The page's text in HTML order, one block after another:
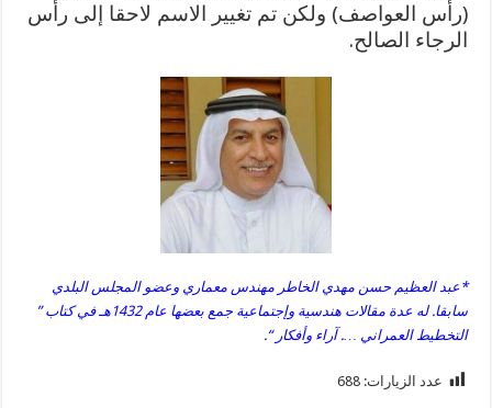
(رأس العواصف) ولكن تم تغيير الاسم لاحقا إلى رأس
الرجاء الصالح.
*عبد العظيم حسن مهدي الخاطر مهندس معماري وعضو المجلس البلدي
سابقا. له عدة مقالات هندسية وإجتماعية جمع بعضها عام 1432هـ في كتاب ”
التخطيط العمراني …. آراء وأفكار “.
عدد الزيارات: 688